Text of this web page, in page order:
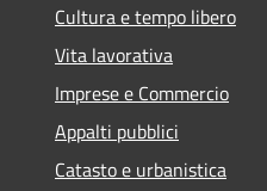
Cultura e tempo libero
Vita lavorativa
Imprese e Commercio
Appalti pubblici
Catasto e urbanistica